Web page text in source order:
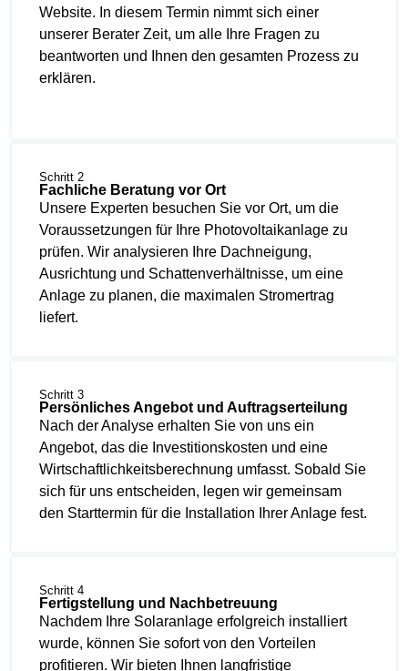
Website. In diesem Termin nimmt sich einer
unserer Berater Zeit, um alle Ihre Fragen zu
beantworten und Ihnen den gesamten Prozess zu
erklären.
Schritt 2
Fachliche Beratung vor Ort
Unsere Experten besuchen Sie vor Ort, um die
Voraussetzungen für Ihre Photovoltaikanlage zu
prüfen. Wir analysieren Ihre Dachneigung,
Ausrichtung und Schattenverhältnisse, um eine
Anlage zu planen, die maximalen Stromertrag
liefert.
Schritt 3
Persönliches Angebot und Auftragserteilung
Nach der Analyse erhalten Sie von uns ein
Angebot, das die Investitionskosten und eine
Wirtschaftlichkeitsberechnung umfasst. Sobald Sie
sich für uns entscheiden, legen wir gemeinsam
den Starttermin für die Installation Ihrer Anlage fest.
Schritt 4
Fertigstellung und Nachbetreuung
Nachdem Ihre Solaranlage erfolgreich installiert
wurde, können Sie sofort von den Vorteilen
profitieren. Wir bieten Ihnen langfristige